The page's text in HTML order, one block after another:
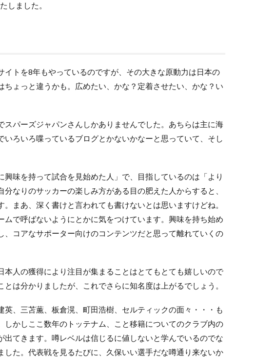
しました。
トを8年もやっているのですが、その大きな原動力は日本の
ょっと違うかも。広めたい、かな？定着させたい、かな？い
パーズジャパンさんしかありませんでした。あちらは主に海
ろいろ喋っているブログとかないかなーと思っていて、そし
味を持って試合を見始めた人」で、目指しているのは「より
なりのサッカーの楽しみ方がある目の肥えた人からすると、
まあ、深く書けと言われても書けないとは思いますけどね。
で呼ばないようにとかに気をつけています。興味を持ち始め
コアなサポーター向けのコンテンツだと思って離れていくの
人の獲得により注目が集まることはとてもとても嬉しいので
は分かりましたが、これでさらに知名度は上がるでしょう。
、三苫薫、板倉滉、町田浩樹、セルティックの面々・・・も
かしここ数年のトッテナム、こと移籍についてのクラブ内の
てきます。噂レベルは信じるに値しないと学んでいるのでな
た。代表戦を見るたびに、久保いい選手だな噂通り来ないか